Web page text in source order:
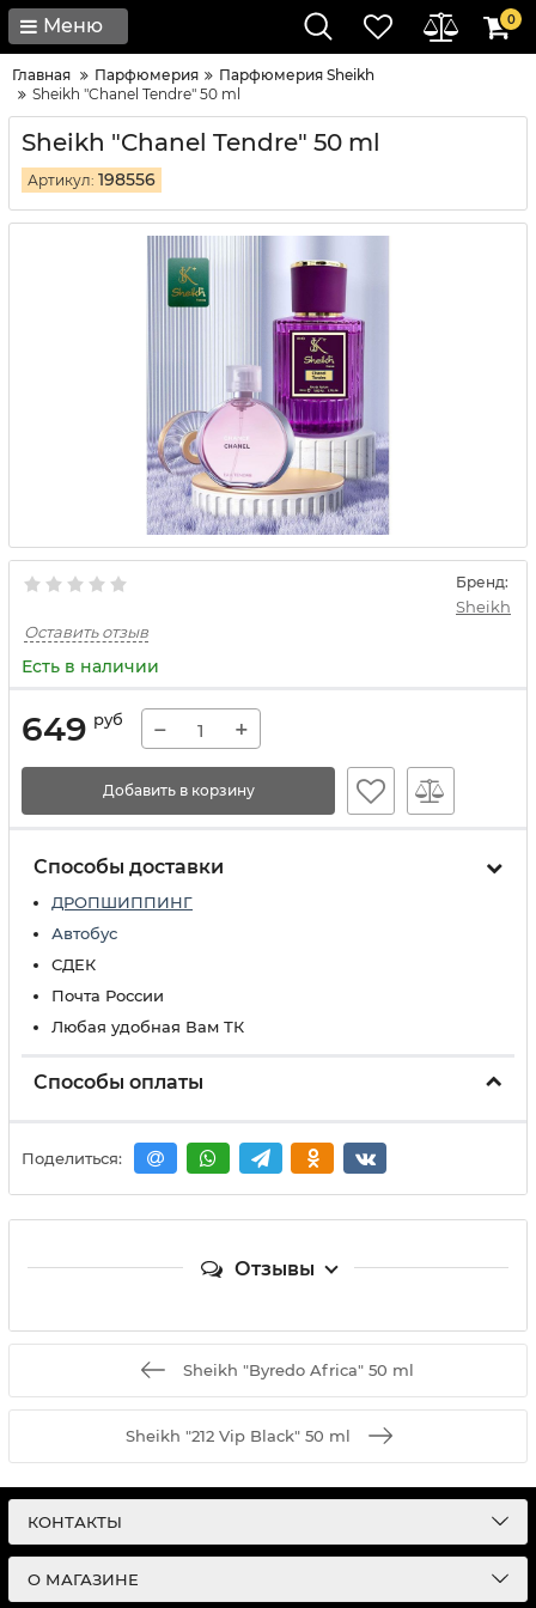
Меню 0
Главная Парфюмерия
Парфюмерия Sheikh
Sheikh "Chanel Tendre" 50 ml
Sheikh "Chanel Tendre" 50 ml
Артикул: 198556
Бренд:
Sheikh
Оставить отзыв
Есть в наличии
649 руб − +
Добавить в корзину
Способы доставки
ДРОПШИППИНГ
Автобус
СДЕК
Почта России
Любая удобная Вам ТК
Способы оплаты
Поделиться:
Отзывы
Sheikh "Byredo Africa" 50 ml
Sheikh "212 Vip Black" 50 ml
КОНТАКТЫ
О МАГАЗИНЕ